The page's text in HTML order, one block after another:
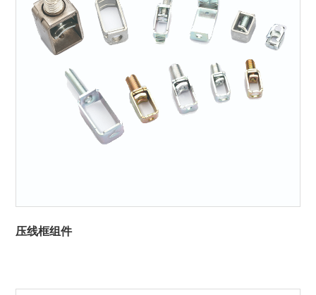
压线框组件